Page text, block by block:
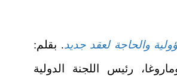
والحاجة لعقد جديد. بقلم:
رئيس اللجنة الدولية